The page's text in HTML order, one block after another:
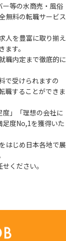
等の水商売・風俗
無料の転職サービス
人を豊富に取り揃え
す。
職内定まで徹底的に
で受けられますの
職することができま
」「理想の会社に
足度No,1を獲得いた
はじめ日本各地で展
ください。